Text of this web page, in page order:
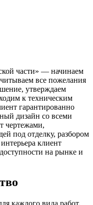
части» — начинаем
все пожелания
утверждаем
к техническим
гарантированно
дизайн со всеми
чертежами,
под отделку, разбором
клиент
на рынке и